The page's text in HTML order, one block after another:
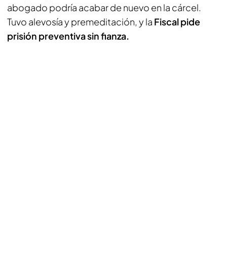
abogado podría acabar de nuevo en la cárcel.
Tuvo alevosía y premeditación, y la Fiscal pide
prisión preventiva sin fianza.